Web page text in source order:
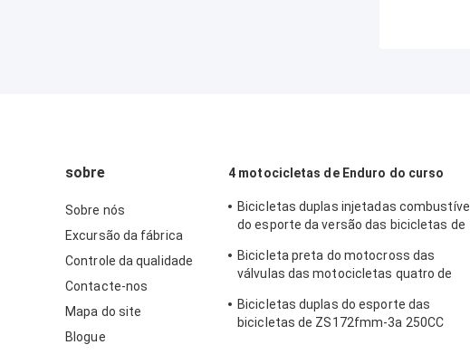
sobre
Sobre nós
Excursão da fábrica
Controle da qualidade
Contacte-nos
Mapa do site
Blogue
4 motocicletas de Enduro do curso
Bicicletas duplas injetadas combustível
do esporte da versão das bicicletas de
Bicicleta preta do motocross das
válvulas das motocicletas quatro de
4Bicicletas duplas do esporte das
bicicletas de ZS172fmm-3a 250CC